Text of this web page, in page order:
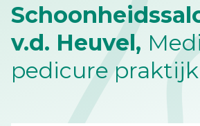
v.d. Heuvel,
pedicure